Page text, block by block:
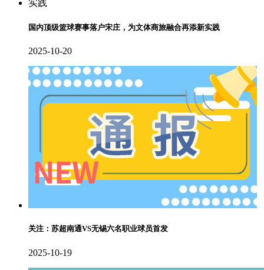
国内顶级篮球赛事落户宋庄，为文体商旅融合再添新实践
2025-10-20
关注：苏超南通VS无锡六名职业球员首发
2025-10-19